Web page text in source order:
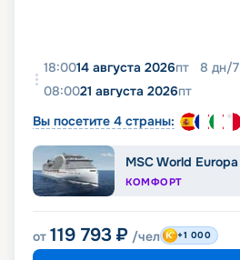
18:0014 августа 2026пт 8 дн/7
08:0021 августа 2026пт
Вы посетите 4 страны:
MSC World Europa
КОМФОРТ
от 119 793 ₽ /чел +1 000